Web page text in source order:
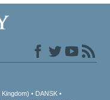
Kingdom)
DANSK